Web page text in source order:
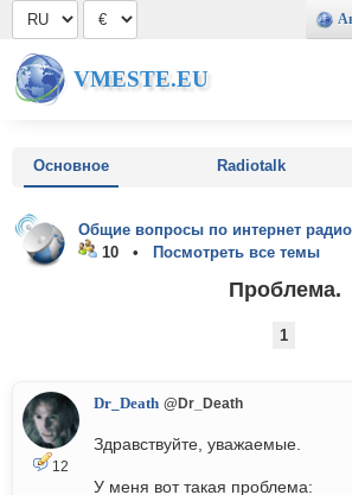
VMESTE.EU
Основное Radiotalk
Общие вопросы по интернет
10 •
Посмотреть все темы
Проблема.
1
12
Dr_Death @Dr_Death
Здравствуйте, уважаемые.
У меня вот такая проблема: